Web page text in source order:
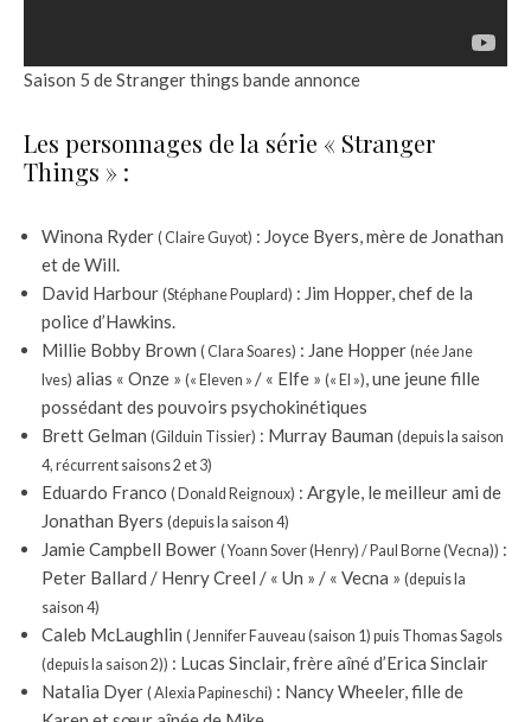
Saison 5 de Stranger things bande annonce
Les personnages de la série « Stranger
Things » :
Winona Ryder ( Claire Guyot) : Joyce Byers, mère de Jonathan
et de Will.
David Harbour (Stéphane Pouplard) : Jim Hopper, chef de la
police d’Hawkins.
Millie Bobby Brown ( Clara Soares) : Jane Hopper (née Jane
Ives) alias « Onze » (« Eleven » / « Elfe » (« El »), une jeune fille
possédant des pouvoirs psychokinétiques
Brett Gelman (Gilduin Tissier) : Murray Bauman (depuis la saison
4, récurrent saisons 2 et 3)
Eduardo Franco ( Donald Reignoux) : Argyle, le meilleur ami de
Jonathan Byers (depuis la saison 4)
Jamie Campbell Bower ( Yoann Sover (Henry) / Paul Borne (Vecna)) :
Peter Ballard / Henry Creel / « Un » / « Vecna » (depuis la
saison 4)
Caleb McLaughlin ( Jennifer Fauveau (saison 1) puis Thomas Sagols
(depuis la saison 2)) : Lucas Sinclair, frère aîné d’Erica Sinclair
Natalia Dyer ( Alexia Papineschi) : Nancy Wheeler, fille de